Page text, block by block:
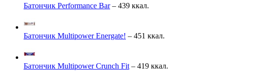
Батончик Performance Bar– 439 ккал.
Батончик Multipower Energate! – 451 ккал.
Батончик Multipower Crunch Fit – 419 ккал.